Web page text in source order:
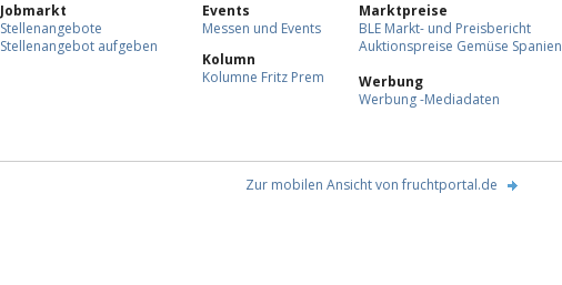
Jobmarkt
Stellenangebote
Stellenangebot aufgeben
Events
Messen und Events
Kolumn
Kolumne Fritz Prem
Marktpreise
BLE Markt- und Preisbericht
Auktionspreise Gemüse Spanien
Werbung
Werbung -Mediadaten
Zur mobilen Ansicht von fruchtportal.de